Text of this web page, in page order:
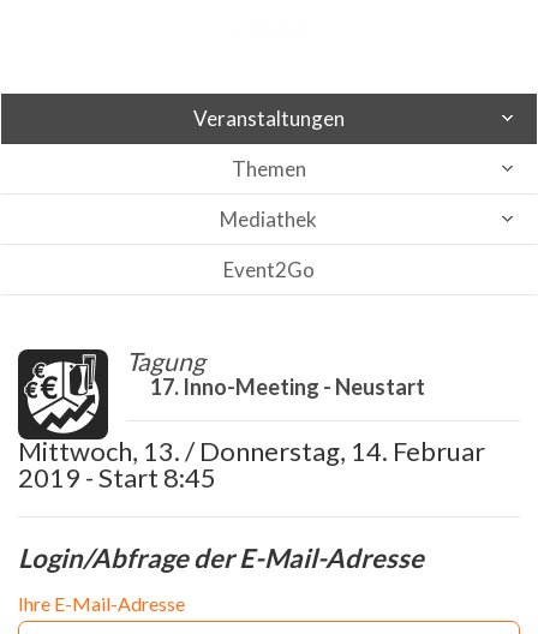
Veranstaltungen
Themen
Mediathek
Event2Go
Tagung
17. Inno-Meeting - Neustart
Mittwoch, 13. / Donnerstag, 14. Februar
2019 - Start 8:45
Login/Abfrage der E-Mail-Adresse
Ihre E-Mail-Adresse